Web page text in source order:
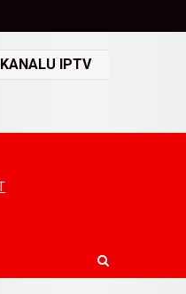
IPTV